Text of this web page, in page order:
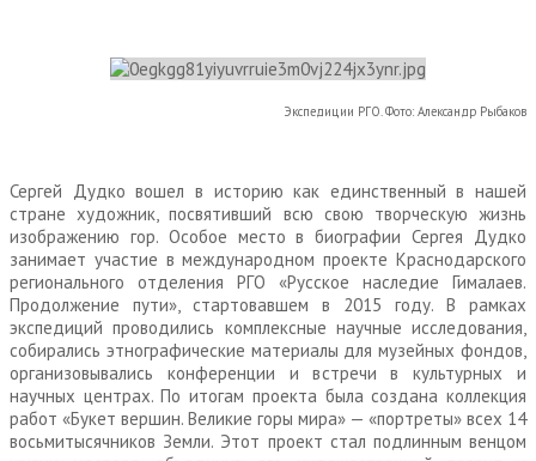
Экспедиции РГО. Фото: Александр Рыбаков
Сергей Дудко вошел в историю как единственный в нашей
стране художник, посвятивший всю свою творческую жизнь
изображению гор. Особое место в биографии Сергея Дудко
занимает участие в международном проекте Краснодарского
регионального отделения РГО «Русское наследие Гималаев.
Продолжение пути», стартовавшем в 2015 году. В рамках
экспедиций проводились комплексные научные исследования,
собирались этнографические материалы для музейных фондов,
организовывались конференции и встречи в культурных и
научных центрах. По итогам проекта была создана коллекция
работ «Букет вершин. Великие горы мира» — «портреты» всех 14
восьмитысячников Земли. Этот проект стал подлинным венцом